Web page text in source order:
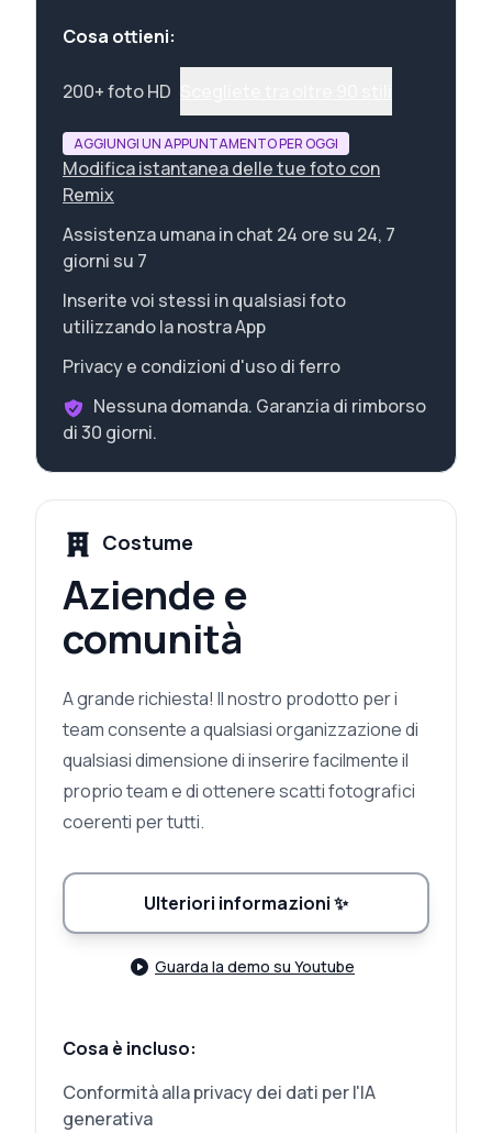
Cosa ottieni:
200+ foto HD
AGGIUNGI UN APPUNTAMENTO PER OGGI
Modifica istantanea delle tue foto con
Remix
Assistenza umana in chat 24 ore su 24, 7
giorni su 7
Inserite voi stessi in qualsiasi foto
utilizzando la nostra App
Privacy e condizioni d'uso di ferro
Nessuna domanda. Garanzia di rimborso
di 30 giorni.
Costume
Aziende e
comunità
A grande richiesta! Il nostro prodotto per i
team consente a qualsiasi organizzazione di
qualsiasi dimensione di inserire facilmente il
proprio team e di ottenere scatti fotografici
coerenti per tutti.
Ulteriori informazioni✨
Guarda la demo su Youtube
Cosa è incluso:
Conformità alla privacy dei dati per l'IA
generativa